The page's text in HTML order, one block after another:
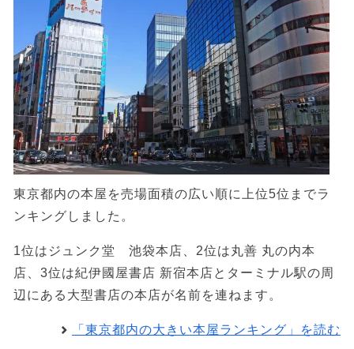
東京都内の本屋を売場面積の広い順に上位5位までラ
ンキングしました。
1位はジュンク堂 池袋本店、2位は丸善 丸の内本
店、3位は紀伊國屋書店 新宿本店とターミナル駅の周
辺にある大型書店の本店が名前を連ねます。
「東京都内の大きい本屋ランキング」を読む